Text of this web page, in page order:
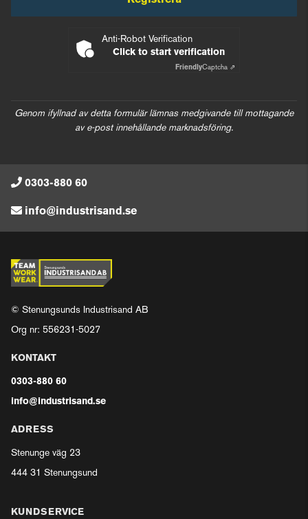
Anti-Robot Verification
Click to start verification
FriendlyCaptcha ⇗
Genom ifyllnad av detta formulär lämnas medgivande till mottagande
av e-post innehållande marknadsföring.
0303-880 60
info@industrisand.se
© Stenungsunds Industrisand AB
Org nr: 556231-5027
KONTAKT
0303-880 60
info@industrisand.se
ADRESS
Stenunge väg 23
444 31 Stenungsund
KUNDSERVICE